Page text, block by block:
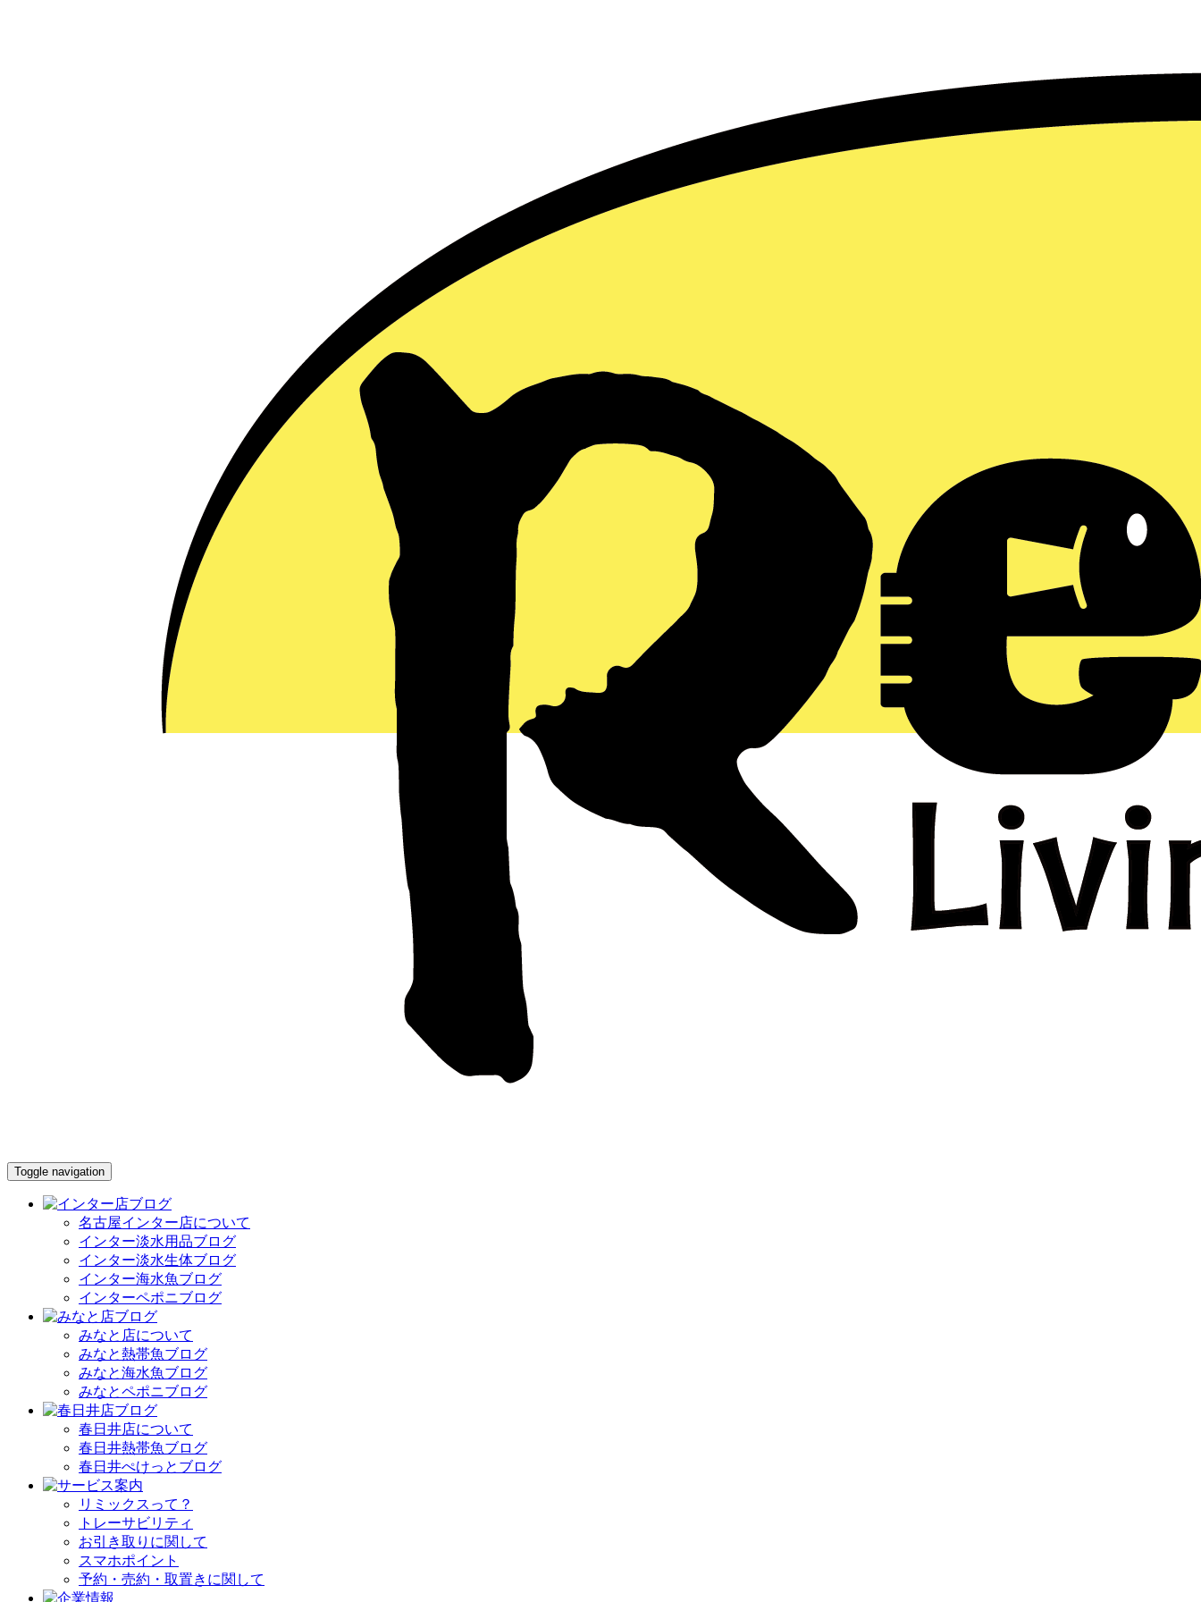
Toggle navigation
名古屋インター店について
インター淡水用品ブログ
インター淡水生体ブログ
インター海水魚ブログ
インターペポニブログ
みなと店について
みなと熱帯魚ブログ
みなと海水魚ブログ
みなとペポニブログ
春日井店について
春日井熱帯魚ブログ
春日井ぺけっとブログ
リミックスって？
トレーサビリティ
お引き取りに関して
スマホポイント
予約・売約・取置きに関して